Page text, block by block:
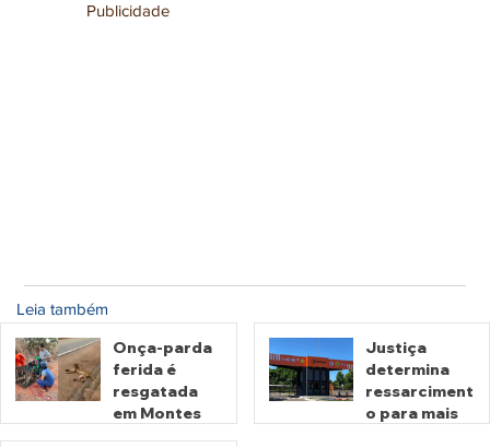
Publicidade
Leia também
Onça-parda
ferida é
resgatada
em Montes
Justiça
determina
ressarciment
o para mais